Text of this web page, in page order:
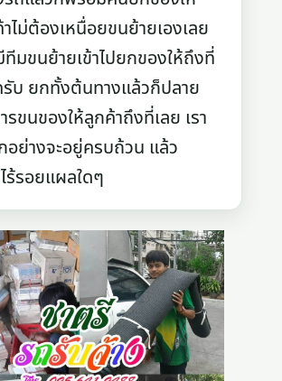
ไม่ต้องเหนื่อยขนย้ายเองเลย
ทีมขนย้ายเข้าไปยกของให้ถึงที่
รับ ยกทั้งต้นทางแล้วก็ปลาย
รขนของให้ลูกค้าถึงที่เลย เรา
อย่างจะอยู่ครบถ้วน แล้ว
ร้รอยแผลใดๆ